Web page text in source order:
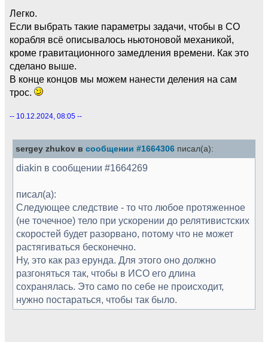
Легко.
Если выбрать такие параметры задачи, чтобы в СО
корабля всё описывалось ньютоновой механикой,
кроме гравитационного замедления времени. Как это
сделано выше.
В конце концов мы можем нанести деления на сам
трос.
-- 10.12.2024, 08:05 --
sergey zhukov в сообщении #1664306 писал(а):
diakin в сообщении #1664269
писал(а):
Следующее следствие - то что любое протяженное
(не точечное) тело при ускорении до релятивистских
скоростей будет разорвано, потому что не может
растягиваться бесконечно.
Ну, это как раз ерунда. Для этого оно должно
разгоняться так, чтобы в ИСО его длина
сохранялась. Это само по себе не происходит,
нужно постараться, чтобы так было.